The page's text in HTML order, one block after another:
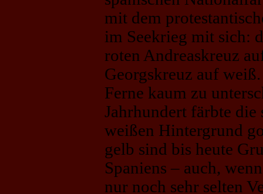
mit dem
im Seekrieg mit sich:
roten Andreaskreuz
Georgskreuz auf
Ferne kaum zu
Jahrhundert färbte die
weißen Hintergrund
gelb sind bis heute
Spaniens – auch,
nur noch sehr selten